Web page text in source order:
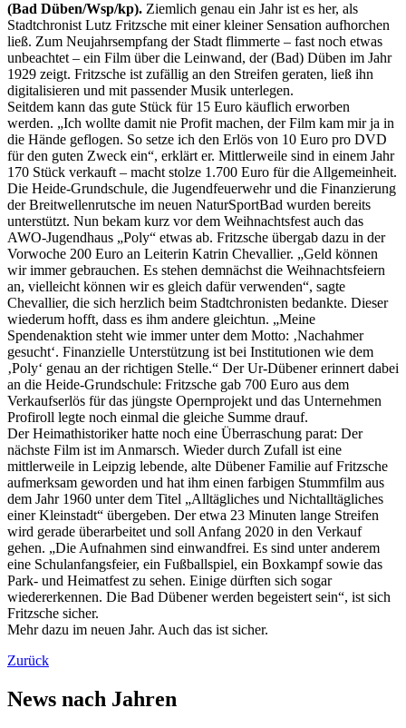
(Bad Düben/Wsp/kp). Ziemlich genau ein Jahr ist es her, als
Stadtchronist Lutz Fritzsche mit einer kleiner Sensation aufhorchen
ließ. Zum Neujahrsempfang der Stadt flimmerte – fast noch etwas
unbeachtet – ein Film über die Leinwand, der (Bad) Düben im Jahr
1929 zeigt. Fritzsche ist zufällig an den Streifen geraten, ließ ihn
digitalisieren und mit passender Musik unterlegen.
Seitdem kann das gute Stück für 15 Euro käuflich erworben
werden. „Ich wollte damit nie Profit machen, der Film kam mir ja in
die Hände geflogen. So setze ich den Erlös von 10 Euro pro DVD
für den guten Zweck ein“, erklärt er. Mittlerweile sind in einem Jahr
170 Stück verkauft – macht stolze 1.700 Euro für die Allgemeinheit.
Die Heide-Grundschule, die Jugendfeuerwehr und die Finanzierung
der Breitwellenrutsche im neuen NaturSportBad wurden bereits
unterstützt. Nun bekam kurz vor dem Weihnachtsfest auch das
AWO-Jugendhaus „Poly“ etwas ab. Fritzsche übergab dazu in der
Vorwoche 200 Euro an Leiterin Katrin Chevallier. „Geld können
wir immer gebrauchen. Es stehen demnächst die Weihnachtsfeiern
an, vielleicht können wir es gleich dafür verwenden“, sagte
Chevallier, die sich herzlich beim Stadtchronisten bedankte. Dieser
wiederum hofft, dass es ihm andere gleichtun. „Meine
Spendenaktion steht wie immer unter dem Motto: ‚Nachahmer
gesucht‘. Finanzielle Unterstützung ist bei Institutionen wie dem
‚Poly‘ genau an der richtigen Stelle.“ Der Ur-Dübener erinnert dabei
an die Heide-Grundschule: Fritzsche gab 700 Euro aus dem
Verkaufserlös für das jüngste Opernprojekt und das Unternehmen
Profiroll legte noch einmal die gleiche Summe drauf.
Der Heimathistoriker hatte noch eine Überraschung parat: Der
nächste Film ist im Anmarsch. Wieder durch Zufall ist eine
mittlerweile in Leipzig lebende, alte Dübener Familie auf Fritzsche
aufmerksam geworden und hat ihm einen farbigen Stummfilm aus
dem Jahr 1960 unter dem Titel „Alltägliches und Nichtalltägliches
einer Kleinstadt“ übergeben. Der etwa 23 Minuten lange Streifen
wird gerade überarbeitet und soll Anfang 2020 in den Verkauf
gehen. „Die Aufnahmen sind einwandfrei. Es sind unter anderem
eine Schulanfangsfeier, ein Fußballspiel, ein Boxkampf sowie das
Park- und Heimatfest zu sehen. Einige dürften sich sogar
wiedererkennen. Die Bad Dübener werden begeistert sein“, ist sich
Fritzsche sicher.
Mehr dazu im neuen Jahr. Auch das ist sicher.
Zurück
News nach Jahren